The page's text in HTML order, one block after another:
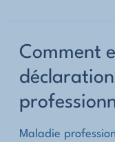
Comment
Maladie